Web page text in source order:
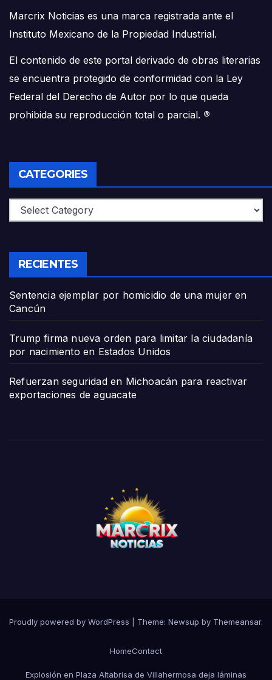
Marcrix Noticias es una marca registrada ante el
Instituto Mexicano de la Propiedad Industrial.
El contenido de este portal derivado de obras literarias
se encuentra protegido de conformidad con la Ley
Federal del Derecho de Autor por lo que queda
prohibida su reproducción total o parcial. ®
CATEGORIES
Categories
RECIENTES
Sentencia ejemplar por homicidio de una mujer en
Cancún
Trump firma nueva orden para limitar la ciudadanía
por nacimiento en Estados Unidos
Refuerzan seguridad en Michoacán para reactivar
exportaciones de aguacate
Proudly powered by WordPress Theme: Newsup by Themeansar.
HomeContact
Explosión en Plaza Altabrisa de Villahermosa deja láminas